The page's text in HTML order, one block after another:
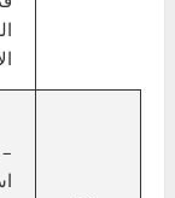
تضع وزن
تأثيرات
. إليك